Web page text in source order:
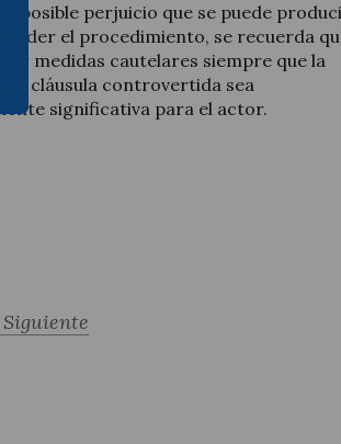
posible perjuicio que se puede
el procedimiento, se recuerda
medidas cautelares siempre que la
la cláusula controvertida sea
significativa para el actor.
Siguiente